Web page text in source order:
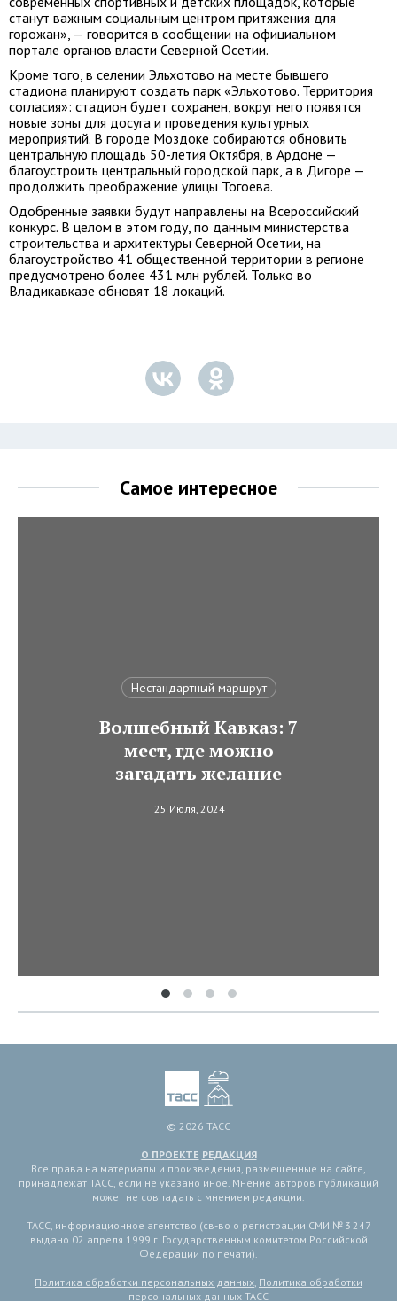
станут важным социальным центром притяжения для
горожан», — говорится в сообщении на официальном
портале органов власти Северной Осетии.
Кроме того, в селении Эльхотово на месте бывшего
стадиона планируют создать парк «Эльхотово. Территория
согласия»: стадион будет сохранен, вокруг него появятся
новые зоны для досуга и проведения культурных
мероприятий. В городе Моздоке собираются обновить
центральную площадь 50-летия Октября, в Ардоне —
благоустроить центральный городской парк, а в Дигоре —
продолжить преображение улицы Тогоева.
Одобренные заявки будут направлены на Всероссийский
конкурс. В целом в этом году, по данным министерства
строительства и архитектуры Северной Осетии, на
благоустройство 41 общественной территории в регионе
предусмотрено более 431 млн рублей. Только во
Владикавказе обновят 18 локаций.
Самое интересное
Нестандартный маршрут
Волшебный Кавказ: 7
мест, где можно
загадать желание
25 Июля, 2024
© 2026 ТАСС
О ПРОЕКТЕ РЕДАКЦИЯ
Все права на материалы и произведения, размещенные на сайте,
принадлежат ТАСС, если не указано иное. Мнение авторов публикаций
может не совпадать с мнением редакции.
ТАСС, информационное агентство (св-во о регистрации СМИ № 3 247
выдано 02 апреля 1999 г. Государственным комитетом Российской
Федерации по печати).
Политика обработки персональных данных, Политика обработки
персональных данных ТАСС